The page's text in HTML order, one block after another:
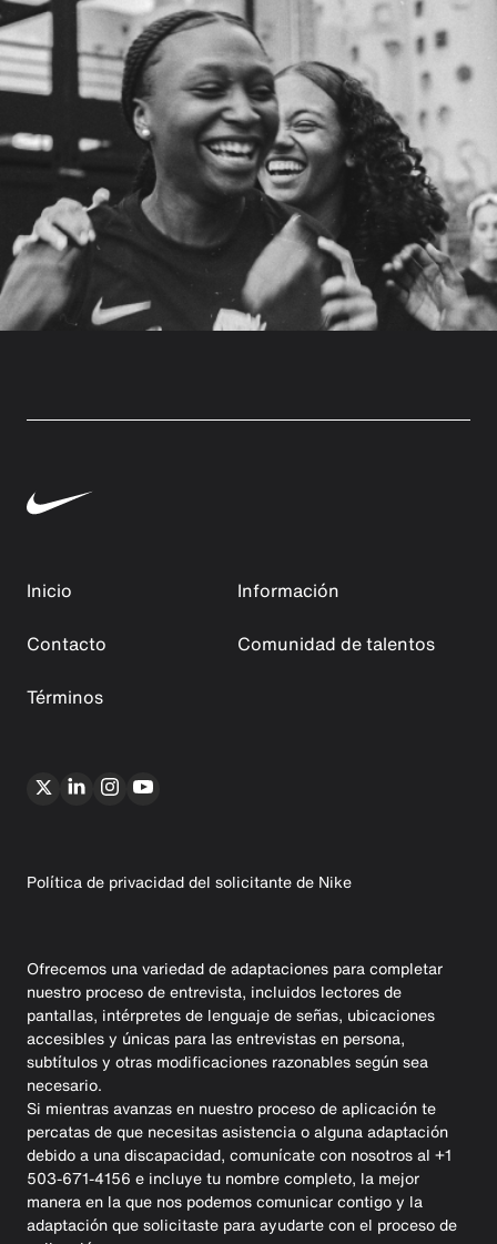
Inicio
Información
Contacto
Comunidad de talentos
Términos
Política de privacidad del solicitante de Nike
Ofrecemos una variedad de adaptaciones para completar
nuestro proceso de entrevista, incluidos lectores de
pantallas, intérpretes de lenguaje de señas, ubicaciones
accesibles y únicas para las entrevistas en persona,
subtítulos y otras modificaciones razonables según sea
necesario.
Si mientras avanzas en nuestro proceso de aplicación te
percatas de que necesitas asistencia o alguna adaptación
debido a una discapacidad, comunícate con nosotros al +1
503-671-4156 e incluye tu nombre completo, la mejor
manera en la que nos podemos comunicar contigo y la
adaptación que solicitaste para ayudarte con el proceso de